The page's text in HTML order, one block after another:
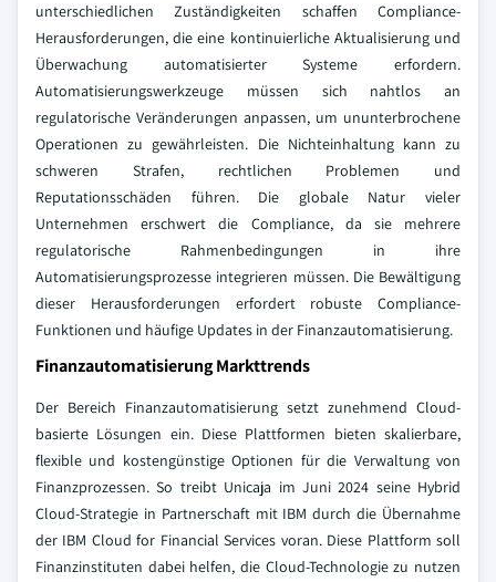
unterschiedlichen Zuständigkeiten schaffen Compliance-
Herausforderungen, die eine kontinuierliche Aktualisierung und
Überwachung automatisierter Systeme erfordern.
Automatisierungswerkzeuge müssen sich nahtlos an
regulatorische Veränderungen anpassen, um ununterbrochene
Operationen zu gewährleisten. Die Nichteinhaltung kann zu
schweren Strafen, rechtlichen Problemen und
Reputationsschäden führen. Die globale Natur vieler
Unternehmen erschwert die Compliance, da sie mehrere
regulatorische Rahmenbedingungen in ihre
Automatisierungsprozesse integrieren müssen. Die Bewältigung
dieser Herausforderungen erfordert robuste Compliance-
Funktionen und häufige Updates in der Finanzautomatisierung.
Finanzautomatisierung Markttrends
Der Bereich Finanzautomatisierung setzt zunehmend Cloud-
basierte Lösungen ein. Diese Plattformen bieten skalierbare,
flexible und kostengünstige Optionen für die Verwaltung von
Finanzprozessen. So treibt Unicaja im Juni 2024 seine Hybrid
Cloud-Strategie in Partnerschaft mit IBM durch die Übernahme
der IBM Cloud for Financial Services voran. Diese Plattform soll
Finanzinstituten dabei helfen, die Cloud-Technologie zu nutzen